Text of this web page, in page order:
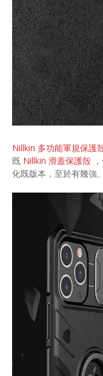
Nillkin 多功能軍規保護
既 Nillkin 滑蓋保護殼
化既版本，至於有幾強